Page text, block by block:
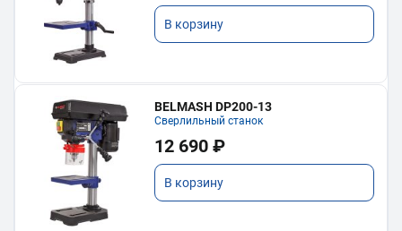
В корзину
BELMASH DP200-13
Сверлильный станок
12 690 ₽
В корзину